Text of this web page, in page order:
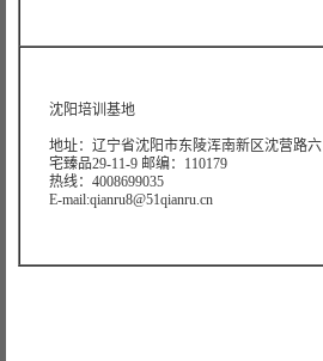
沈阳培训基地
地址：辽宁省沈阳市东陵浑南新区沈营路六
宅臻品29-11-9 邮编：110179
热线：4008699035
E-mail:qianru8@51qianru.cn